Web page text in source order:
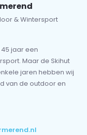
& Wintersport
jaar een
Maar de Skihut
jaren hebben wij
van de outdoor en